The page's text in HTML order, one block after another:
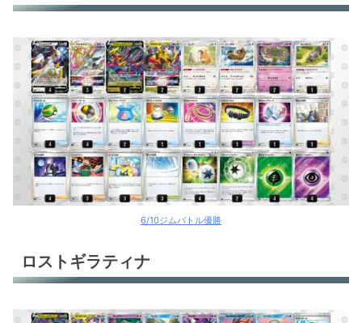
6/10ジムバトル優勝
ロストギラティナ